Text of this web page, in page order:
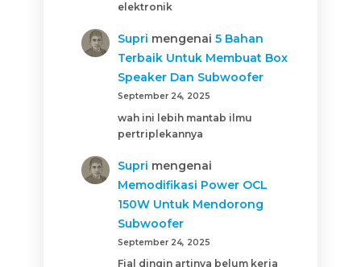
elektronik
Supri mengenai5 Bahan
Terbaik Untuk Membuat Box
Speaker Dan Subwoofer
September 24, 2025
wah ini lebih mantab ilmu
pertriplekannya
Supri mengenai
Memodifikasi Power OCL
150W Untuk Mendorong
Subwoofer
September 24, 2025
Fial dingin artinya belum kerja